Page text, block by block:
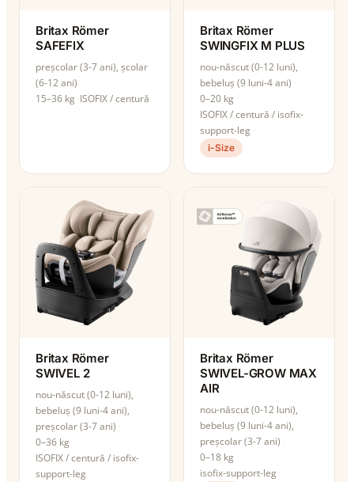
Britax Römer
SAFEFIX
preșcolar (3-7 ani), școlar
(6-12 ani)
15–36 kg ISOFIX / centură
Britax Römer
SWINGFIX M PLUS
nou-născut (0-12 luni),
bebeluș (9 luni-4 ani)
0–20 kg
ISOFIX / centură / isofix-
support-leg
i-Size
Britax Römer
SWIVEL 2
nou-născut (0-12 luni),
bebeluș (9 luni-4 ani),
preșcolar (3-7 ani)
0–36 kg
ISOFIX / centură / isofix-
support-leg
Britax Römer
SWIVEL-GROW MAX
AIR
nou-născut (0-12 luni),
bebeluș (9 luni-4 ani),
preșcolar (3-7 ani)
0–18 kg
isofix-support-leg